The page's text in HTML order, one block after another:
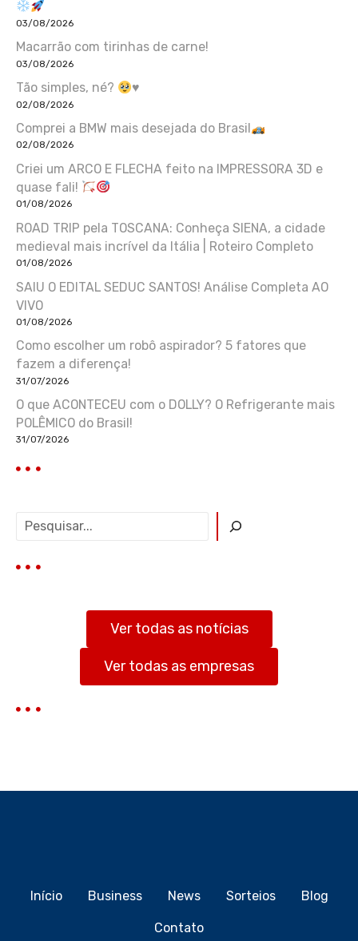
03/08/2026
Macarrão com tirinhas de carne!
03/08/2026
Tão simples, né? ♥️
02/08/2026
Comprei a BMW mais desejada do Brasil
02/08/2026
Criei um ARCO E FLECHA feito na IMPRESSORA 3D e
quase fali!
01/08/2026
ROAD TRIP pela TOSCANA: Conheça SIENA, a cidade
medieval mais incrível da Itália | Roteiro Completo
01/08/2026
SAIU O EDITAL SEDUC SANTOS! Análise Completa AO
VIVO
01/08/2026
Como escolher um robô aspirador? 5 fatores que
fazem a diferença!
31/07/2026
O que ACONTECEU com o DOLLY? O Refrigerante mais
POLÊMICO do Brasil!
31/07/2026
q
Ver todas as notícias
Ver todas as empresas
Início Business News Sorteios Blog
Contato